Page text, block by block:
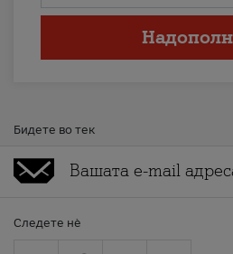
Бидете во тек
Следете нè